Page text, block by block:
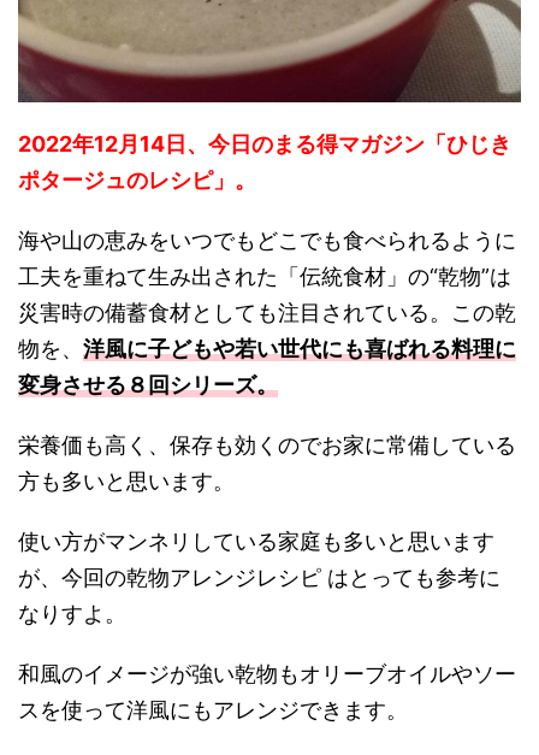
2022年12月14日、今日のまる得マガジン「ひじき
ポタージュのレシピ」。
海や山の恵みをいつでもどこでも食べられるように
工夫を重ねて生み出された「伝統食材」の“乾物”は
災害時の備蓄食材としても注目されている。この乾
物を、 洋風に子どもや若い世代にも喜ばれる料理に
変身させる８回シリーズ。
栄養価も高く、保存も効くのでお家に常備している
方も多いと思います。
使い方がマンネリしている家庭も多いと思います
が、今回の乾物アレンジレシピ はとっても参考に
なりすよ。
和風のイメージが強い乾物もオリーブオイルやソー
スを使って洋風にもアレンジできます。